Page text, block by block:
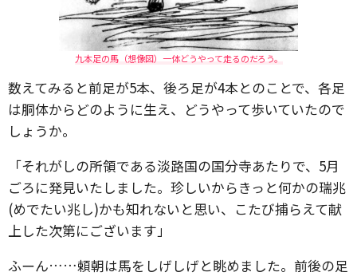
九本足の馬（想像図）一体どうやって走るのだろう。
数えてみると前足が5本、後ろ足が4本とのことで、各足
は胴体からどのように生え、どうやって歩いていたので
しょうか。
「それがしの所領である淡路国の国分寺あたりで、5月
ごろに発見いたしました。珍しいからきっと何かの瑞兆
(めでたい兆し)かも知れないと思い、こたび捕らえて献
上した次第にございます」
ふーん……頼朝は馬をしげしげと眺めました。前後の足